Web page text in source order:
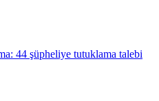
44 şüpheliye tutuklama talebi